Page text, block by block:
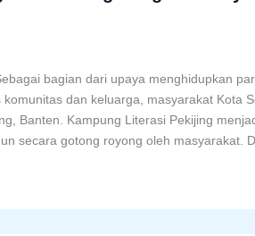
bagian dari upaya menghidupkan
dan keluarga, masyarakat Kota
Banten. Kampung Literasi Pekijing
secara gotong royong oleh masyarakat.